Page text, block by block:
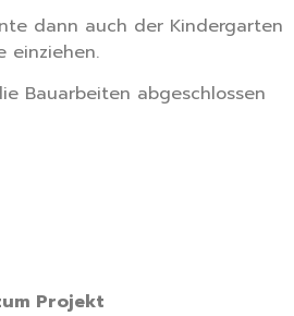
dann auch der Kindergarten
einziehen.
Bauarbeiten abgeschlossen
Projekt